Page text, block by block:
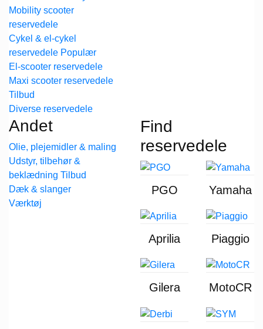
Mobility scooter
reservedele
Cykel & el-cykel
reservedele
El-scooter reservedele
Maxi scooter reservedele
Diverse reservedele
Andet
Olie, plejemidler & maling
Udstyr, tilbehør &
beklædning
Dæk & slanger
Værktøj
Find
reservedele
PGO Yamaha
Aprilia Piaggio
Gilera MotoCR